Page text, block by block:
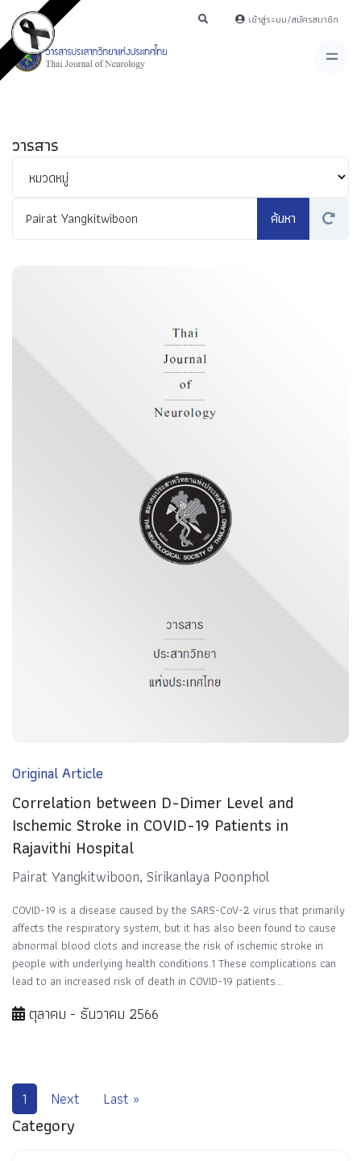
เข้าสู่ระบบ/สมัครสมาชิก
วารสาร
Original Article
Correlation between D-Dimer Level and
Ischemic Stroke in COVID-19 Patients in
Rajavithi Hospital
Pairat Yangkitwiboon, Sirikanlaya Poonphol
COVID-19 is a disease caused by the SARS-CoV-2 virus that primarily
affects the respiratory system, but it has also been found to cause
abnormal blood clots and increase the risk of ischemic stroke in
people with underlying health conditions.1 These complications can
lead to an increased risk of death in COVID-19 patients...
ตุลาคม - ธันวาคม 2566
1 Next Last »
Category